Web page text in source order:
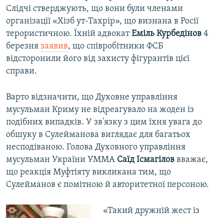
Слідчі стверджують, що вони були членами
організації «Хізб ут-Тахрір», що визнана в Росії
терористичною. Їхній адвокатЕміль Курбедінов 4
березня заявив, що співробітники ФСБ
відсторонили його від захисту фігурантів цієї
справи.
Варто відзначити, що Духовне управління
мусульман Криму не відреагувало на жоден із
подібних випадків. У зв'язку з цим їхня увага до
обшуку в Сулейманова виглядає для багатьох
несподіваною. Голова Духовного управління
мусульман України УММА Саїд Ісмагілов вважає,
що реакція Муфтіяту викликана тим, що
Сулейманов є помітною й авторитетної персоною.
«Такий дружній жест із